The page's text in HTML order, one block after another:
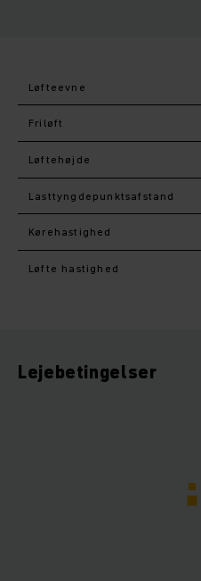
Løfteevne
Friløft
Løftehøjde
Lasttyngdepunktsafstand
Kørehastighed
Løfte hastighed
Lejebetingelser